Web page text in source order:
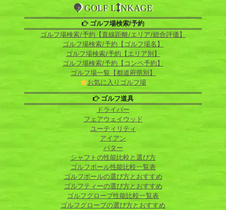
GOLF L NKAGE
ゴルフ場検索/予約
ゴルフ場検索/予約【直線距離/エリア/総合評価】
ゴルフ場検索/予約【ゴルフ場名】
ゴルフ場検索/予約【エリア別】
ゴルフ場検索/予約【コンペ予約】
ゴルフ場一覧【都道府県別】
お気に入りゴルフ場
ゴルフ道具
ドライバー
フェアウェイウッド
ユーティリティ
アイアン
パター
シャフトの性能比較と選び方
ゴルフボール性能比較一覧表
ゴルフボールの選び方とおすすめ
ゴルフティーの選び方とおすすめ
ゴルフグローブ性能比較一覧表
ゴルフグローブの選び方とおすすめ